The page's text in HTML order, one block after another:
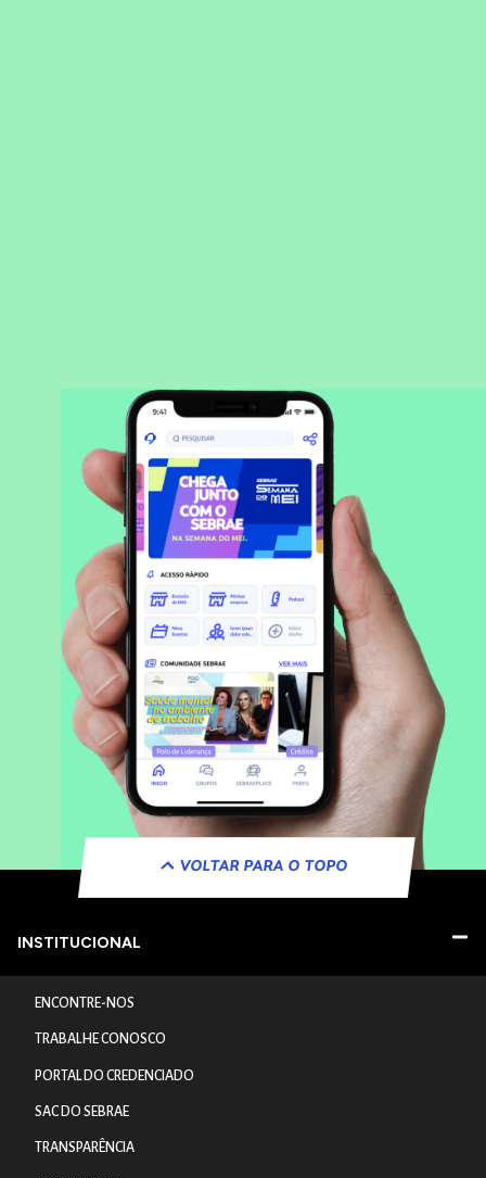
VOLTAR PARA O TOPO
INSTITUCIONAL
ENCONTRE-NOS
TRABALHE CONOSCO
PORTAL DO CREDENCIADO
SAC DO SEBRAE
TRANSPARÊNCIA